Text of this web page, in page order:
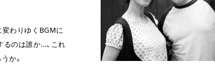
わりゆくBGMに
のは誰か…、これ
か。